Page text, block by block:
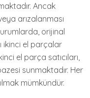
Ancak
arızalanması
orijinal
ikinci el parçalar
el parça satıcıları,
sunmaktadır. Her
mümkündür.